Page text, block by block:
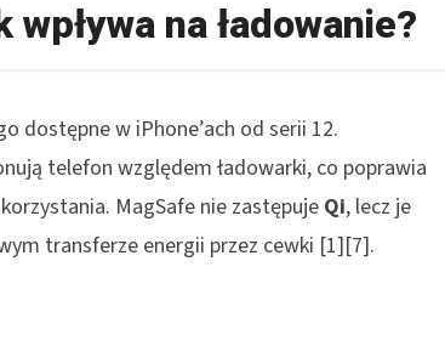
na ładowanie?
dostępne w iPhone’ach od serii 12.
telefon względem ładowarki, co poprawia
MagSafe nie zastępuje Qi, lecz je
transferze energii przez cewki [1][7].